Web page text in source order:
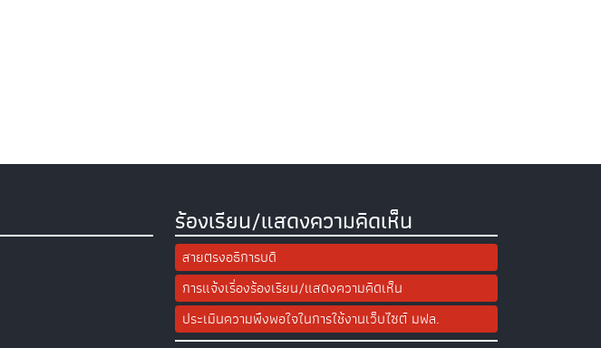
ร้องเรียน/แสดงความคิดเห็น
สายตรงอธิการบดี
การแจ้งเรื่องร้องเรียน/แสดงความคิดเห็น
ประเมินความพึงพอใจในการใช้งานเว็บไซต์ มฟล.